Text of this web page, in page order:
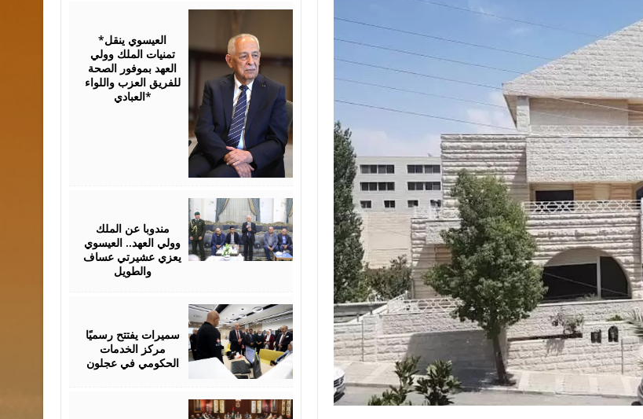
دعوة المكلفين بخدمة العلم (الدفعة الثالثة) إلى مراجعة منصة خدمة العلم مجموعة من رفاق السلاح
القاضي محمود أحمد فريحات.. مبارك ومزيدا من التوفيق
*العيسوي ينقل
تمنيات الملك وولي
العهد بموفور الصحة
للفريق العزب واللواء
العبادي*
مندوبا عن الملك
وولي العهد.. العيسوي
يعزي عشيرتي عساف
والطويل
سميرات يفتتح رسميًا
مركز الخدمات
الحكومي في عجلون
2026